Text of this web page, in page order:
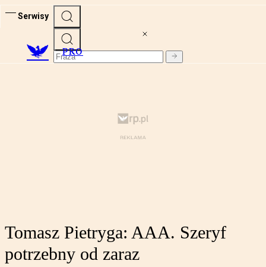
Serwisy
PRO
Tomasz Pietryga: AAA. Szeryf
potrzebny od zaraz